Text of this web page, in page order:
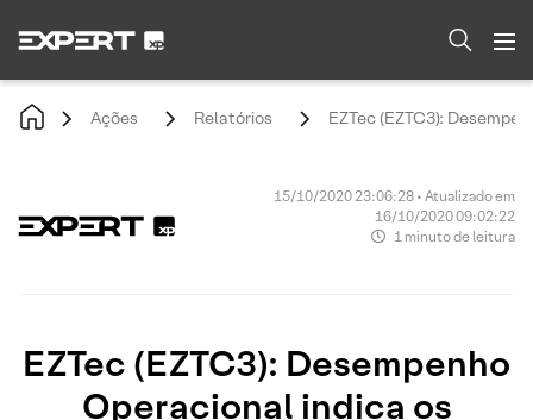
Ações Relatórios EZTec (EZTC3):
15/10/2020 23:06:28 • Atualizado em
16/10/2020 09:02:22
1 minuto de leitura
EZTec (EZTC3): Desempenho
Operacional indica os